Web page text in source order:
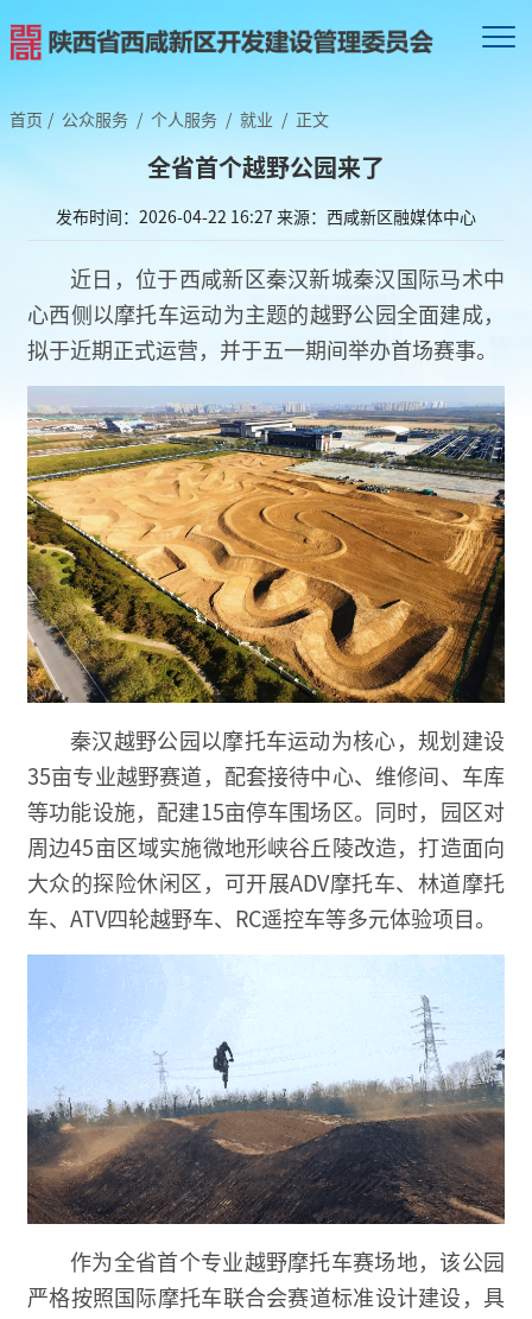
首页 / 公众服务 / 个人服务 / 就业 / 正文
全省首个越野公园来了
发布时间：2026-04-22 16:27 来源：西咸新区融媒体中心
近日，位于西咸新区秦汉新城秦汉国际马术中
心西侧以摩托车运动为主题的越野公园全面建成，
拟于近期正式运营，并于五一期间举办首场赛事。
秦汉越野公园以摩托车运动为核心，规划建设
35亩专业越野赛道，配套接待中心、维修间、车库
等功能设施，配建15亩停车围场区。同时，园区对
周边45亩区域实施微地形峡谷丘陵改造，打造面向
大众的探险休闲区，可开展ADV摩托车、林道摩托
车、ATV四轮越野车、RC遥控车等多元体验项目。
作为全省首个专业越野摩托车赛场地，该公园
严格按照国际摩托车联合会赛道标准设计建设，具